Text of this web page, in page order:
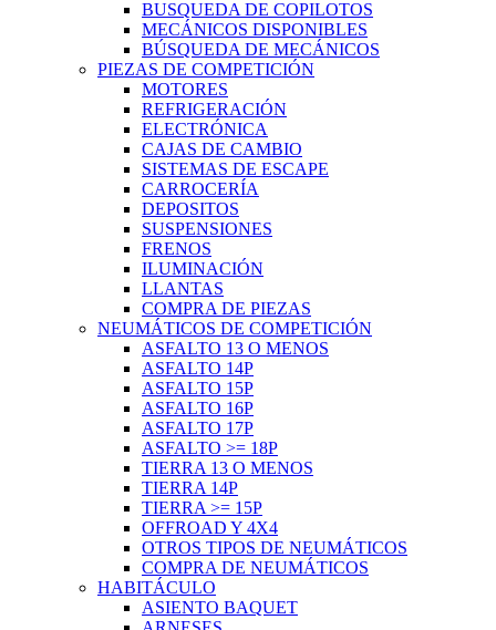
BUSQUEDA DE COPILOTOS
MECÁNICOS DISPONIBLES
BÚSQUEDA DE MECÁNICOS
PIEZAS DE COMPETICIÓN
MOTORES
REFRIGERACIÓN
ELECTRÓNICA
CAJAS DE CAMBIO
SISTEMAS DE ESCAPE
CARROCERÍA
DEPOSITOS
SUSPENSIONES
FRENOS
ILUMINACIÓN
LLANTAS
COMPRA DE PIEZAS
NEUMÁTICOS DE COMPETICIÓN
ASFALTO 13 O MENOS
ASFALTO 14P
ASFALTO 15P
ASFALTO 16P
ASFALTO 17P
ASFALTO >= 18P
TIERRA 13 O MENOS
TIERRA 14P
TIERRA >= 15P
OFFROAD Y 4X4
OTROS TIPOS DE NEUMÁTICOS
COMPRA DE NEUMÁTICOS
HABITÁCULO
ASIENTO BAQUET